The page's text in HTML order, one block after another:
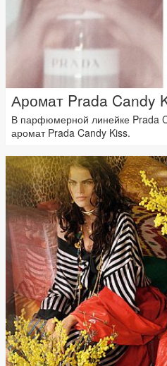
Аромат Prada Candy
В парфюмерной линейке Prada
аромат Prada Candy Kiss.